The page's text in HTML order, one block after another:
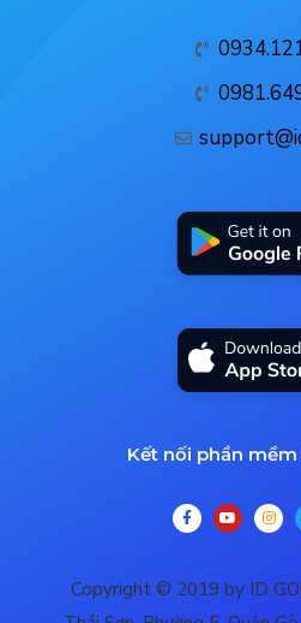
Kết nối phần mềm
Copyright © 2019 by ID